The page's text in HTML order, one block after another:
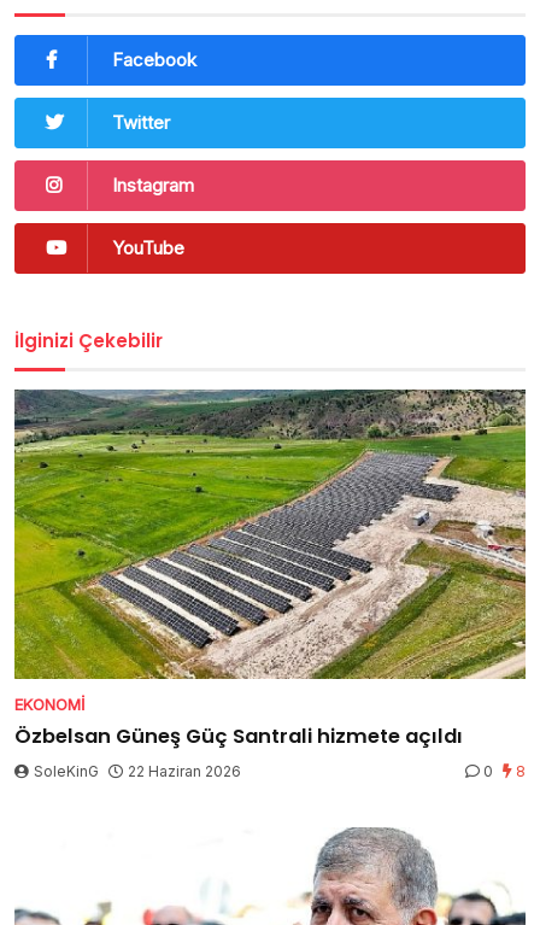
Facebook
Twitter
Instagram
YouTube
İlginizi Çekebilir
EKONOMI
Özbelsan Güneş Güç Santrali hizmete açıldı
SoleKinG 22 Haziran 2026 0 8